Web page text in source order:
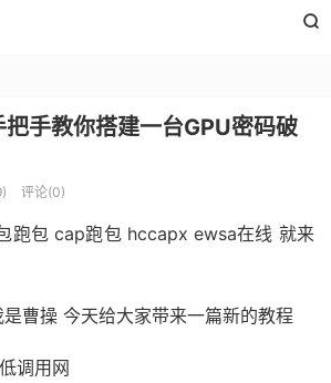

把手教你搭建一台GPU密码破
评论(0)
跑包 cap跑包 hccapx ewsa在线 就来
曹操 今天给大家带来一篇新的教程
调用网